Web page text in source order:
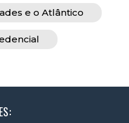
e o Atlântico